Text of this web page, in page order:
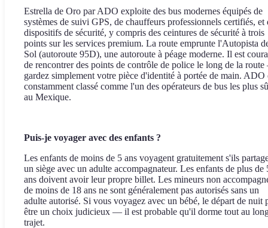
Estrella de Oro par ADO exploite des bus modernes équipés de
systèmes de suivi GPS, de chauffeurs professionnels certifiés, et
dispositifs de sécurité, y compris des ceintures de sécurité à trois
points sur les services premium. La route emprunte l'Autopista
Sol (autoroute 95D), une autoroute à péage moderne. Il est
de rencontrer des points de contrôle de police le long de la
gardez simplement votre pièce d'identité à portée de main. ADO
constamment classé comme l'un des opérateurs de bus les plus
au Mexique.
Puis-je voyager avec des enfants ?
Les enfants de moins de 5 ans voyagent gratuitement s'ils
un siège avec un adulte accompagnateur. Les enfants de plus de
ans doivent avoir leur propre billet. Les mineurs non
de moins de 18 ans ne sont généralement pas autorisés sans un
adulte autorisé. Si vous voyagez avec un bébé, le départ de nuit
être un choix judicieux — il est probable qu'il dorme tout au
trajet.